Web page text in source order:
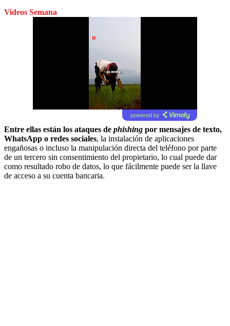
Videos Semana
powered by
Entre ellas están los ataques de phishing por mensajes de texto,
WhatsApp o redes sociales, la instalación de aplicaciones
engañosas o incluso la manipulación directa del teléfono por parte
de un tercero sin consentimiento del propietario, lo cual puede dar
como resultado robo de datos, lo que fácilmente puede ser la llave
de acceso a su cuenta bancaria.